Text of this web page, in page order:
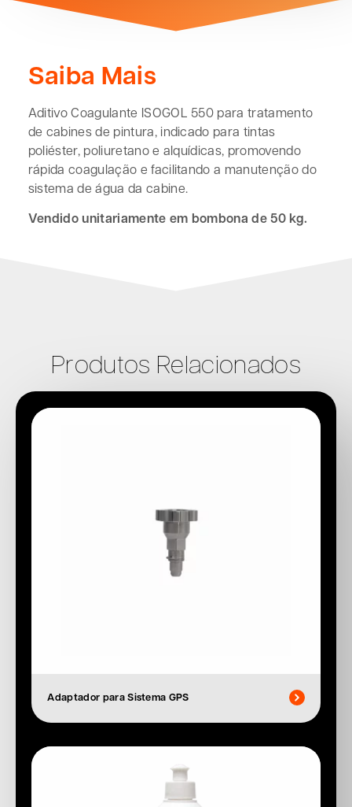
Saiba Mais
Aditivo Coagulante ISOGOL 550 para tratamento
de cabines de pintura, indicado para tintas
poliéster, poliuretano e alquídicas, promovendo
rápida coagulação e facilitando a manutenção do
sistema de água da cabine.
Vendido unitariamente em bombona de 50 kg.
Produtos Relacionados
Adaptador para Sistema GPS